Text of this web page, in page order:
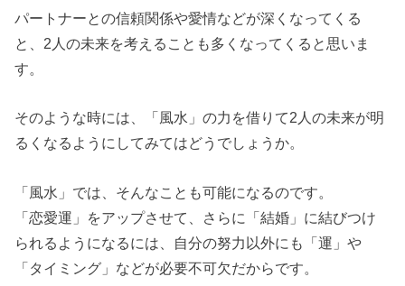
› ☆入浴時の入
浴剤
パートナーとの信頼関係や愛情などが深くなってくる
と、2人の未来を考えることも多くなってくると思いま
す。
そのような時には、「風水」の力を借りて2人の未来が明
るくなるようにしてみてはどうでしょうか。
「風水」では、そんなことも可能になるのです。
「恋愛運」をアップさせて、さらに「結婚」に結びつけ
られるようになるには、自分の努力以外にも「運」や
「タイミング」などが必要不可欠だからです。